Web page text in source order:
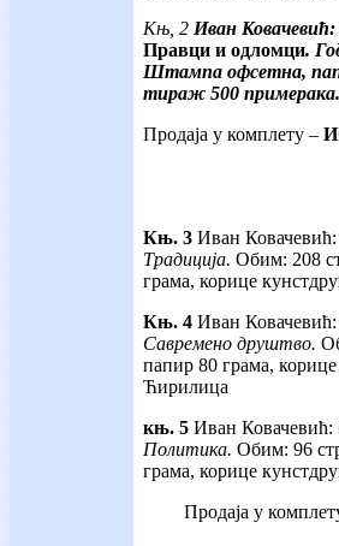
Књ, 2 Иван Ковачевић:
Правци и одломци.
Штампа офсетна,
тираж 500 примерака.
Продаја у комплету –
Књ. 3 Иван Ковачевић:
Традиција. Обим: 208
грама, корице
Књ. 4 Иван Ковачевић:
Савремено друштво.
папир 80 грама,
Ћирилица
књ. 5 Иван Ковачевић:
Политика. Обим: 96
грама, корице
Продаја у